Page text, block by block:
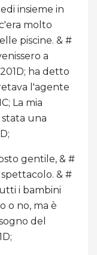
insieme in
molto
piscine. & #
a
ha detto
l'agente
La mia
una
gentile, & #
& #
i bambini
o no, ma è
del